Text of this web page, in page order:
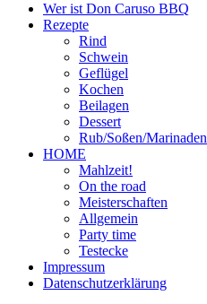
Wer ist Don Caruso BBQ
Rezepte
Rind
Schwein
Geflügel
Kochen
Beilagen
Dessert
Rub/Soßen/Marinaden
HOME
Mahlzeit!
On the road
Meisterschaften
Allgemein
Party time
Testecke
Impressum
Datenschutzerklärung